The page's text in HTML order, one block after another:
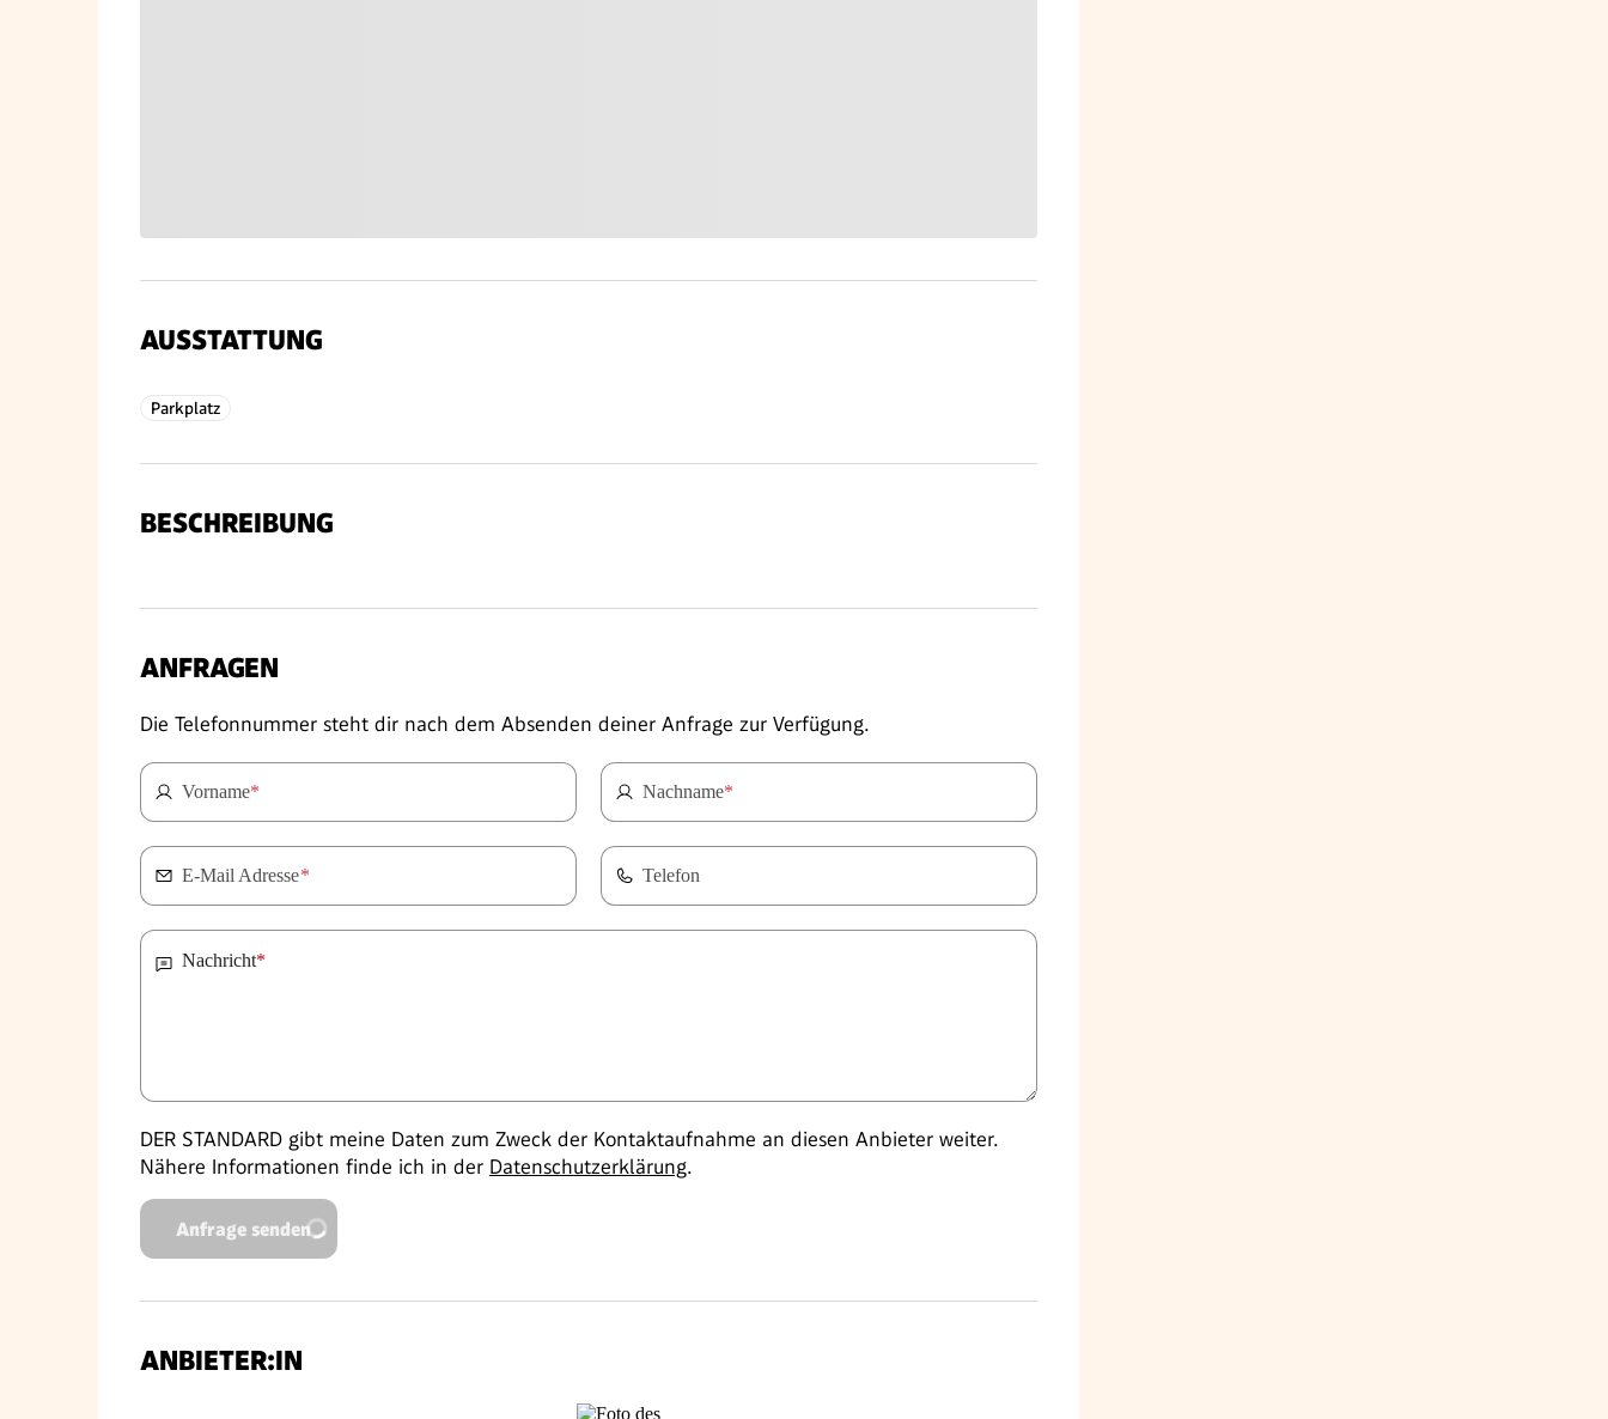
AUSSTATTUNG
Parkplatz
BESCHREIBUNG
ANFRAGEN
Die Telefonnummer steht dir nach dem Absenden deiner Anfrage zur Verfügung.
Vorname* Nachname*
E-Mail Adresse* Telefon
Nachricht*
DER STANDARD gibt meine Daten zum Zweck der Kontaktaufnahme an diesen Anbieter weiter.
Nähere Informationen finde ich in der Datenschutzerklärung.
Anfrage senden
ANBIETER:IN